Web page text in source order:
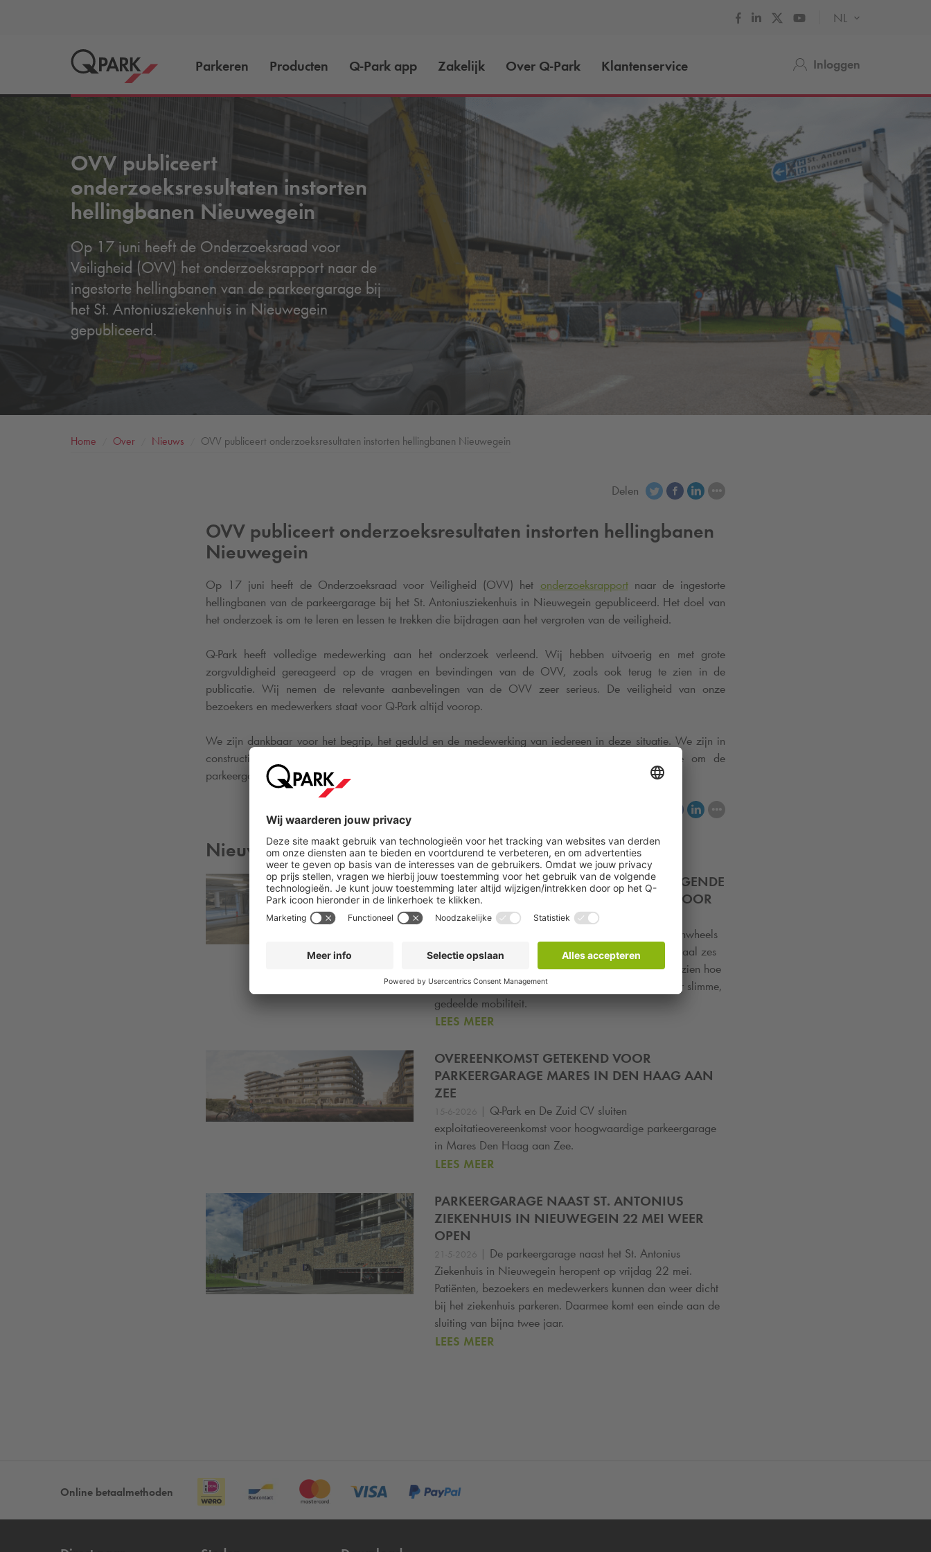
NL
Parkeren Producten Q-Park app Zakelijk Over Q-Park Klantenservice Inloggen
OVV publiceert
onderzoeksresultaten instorten
hellingbanen Nieuwegein
Op 17 juni heeft de Onderzoeksraad voor
Veiligheid (OVV) het onderzoeksrapport naar de
ingestorte hellingbanen van de parkeergarage bij
het St. Antoniusziekenhuis in Nieuwegein
gepubliceerd.
Home Over Nieuws OVV publiceert onderzoeksresultaten instorten hellingbanen Nieuwegein
Delen
OVV publiceert onderzoeksresultaten instorten hellingbanen
Nieuwegein
Op 17 juni heeft de Onderzoeksraad voor Veiligheid (OVV) het onderzoeksrapportnaar de ingestorte
hellingbanen van de parkeergarage bij het St. Antoniusziekenhuis in Nieuwegein gepubliceerd. Het doel van
het onderzoek is om te leren en lessen te trekken die bijdragen aan het vergroten van de veiligheid.
Q-Park heeft volledige medewerking aan het onderzoek verleend. Wij hebben uitvoerig en met grote
zorgvuldigheid gereageerd op de vragen en bevindingen van de OVV, zoals ook terug te zien in de
publicatie. Wij nemen de relevante aanbevelingen van de OVV zeer serieus. De veiligheid van onze
bezoekers en medewerkers staat voor Q-Park altijd voorop.
We zijn dankbaar voor het begrip, het geduld en de medewerking van iedereen in deze situatie. We zijn in
constructief overleg met de eigenaar van de parkeergarage, het ziekenhuis en de gemeente om de
parkeergarage weer te openen.
Nieuws
GREENWHEELS ENQ-PARKZETTEN VOLGENDE
STAP IN ROTTERDAM: ZES DEELBUSJES VOOR
EEN BEREIKBARE STAD
en Greenwheels
groeit. In drie Rotterdamse parkeergarages zijn in totaal zes
Volkswagen Caddy’s beschikbaar. Een stap die laat zien hoe
parkeergarages steeds vaker het vertrekpunt zijn voor slimme,
gedeelde mobiliteit.
LEES MEER
OVEREENKOMST GETEKEND VOOR
PARKEERGARAGE MARES IN DEN HAAG AAN
ZEE
15-6-2026 | Q-Park en De Zuid CV sluiten
exploitatieovereenkomst voor hoogwaardige parkeergarage
in Mares Den Haag aan Zee.
LEES MEER
PARKEERGARAGE NAAST ST. ANTONIUS
ZIEKENHUIS IN NIEUWEGEIN 22 MEI WEER
OPEN
21-5-2026 | De parkeergarage naast het St. Antonius
Ziekenhuis in Nieuwegein heropent op vrijdag 22 mei.
Patiënten, bezoekers en medewerkers kunnen dan weer dicht
bij het ziekenhuis parkeren. Daarmee komt een einde aan de
sluiting van bijna twee jaar.
LEES MEER
Online betaalmethoden